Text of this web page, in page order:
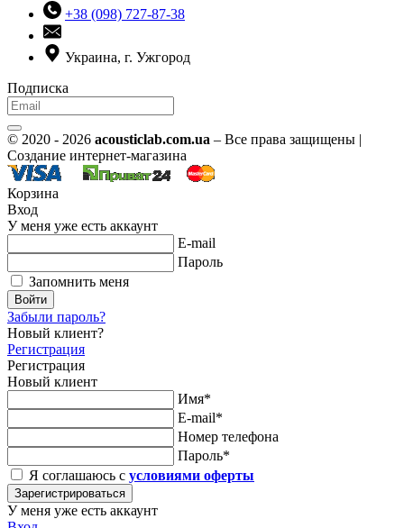
+38 (098) 727-87-38
Украина, г. Ужгород
Подписка
© 2020 - 2026 acousticlab.com.ua – Все права защищены |
Создание интернет-магазина
Корзина
Вход
У меня уже есть аккаунт
E-mail
Пароль
Запомнить меня
Войти
Забыли пароль?
Новый клиент?
Регистрация
Регистрация
Новый клиент
Имя*
E-mail*
Номер телефона
Пароль*
Я соглашаюсь с условиями оферты
Зарегистрироваться
У меня уже есть аккаунт